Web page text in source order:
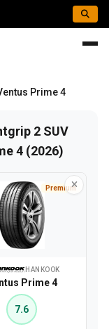
Prime 4
2 SUV
4 (2026)
Premium
HANKOOK
Prime 4
7.6